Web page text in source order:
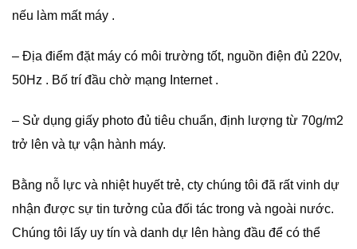
nếu làm mất máy .
– Địa điểm đặt máy có môi trường tốt, nguồn điện đủ 220v,
50Hz . Bố trí đầu chờ mạng Internet .
– Sử dụng giấy photo đủ tiêu chuẩn, định lượng từ 70g/m2
trở lên và tự vận hành máy.
Bằng nỗ lực và nhiệt huyết trẻ, cty chúng tôi đã rất vinh dự
nhận được sự tin tưởng của đối tác trong và ngoài nước.
Chúng tôi lấy uy tín và danh dự lên hàng đầu để có thể